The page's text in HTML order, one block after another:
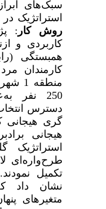
سبک‌های
استراتژیک در
روش‌ کار:
کاربردی و
همبستگی
منطقه 1 شهر تهران
250 نفر
دسترس
گری هیجانی کینگ
تکمیل نمودند.
نشان داد که
متغیرهای